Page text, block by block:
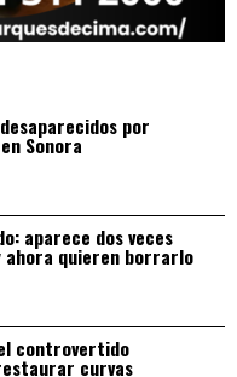
por
Sonora
aparece dos veces
quieren borrarlo
controvertido
curvas